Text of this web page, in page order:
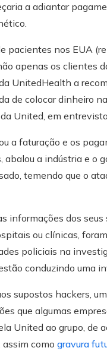
a adiantar
pacientes nos EUA
apenas os clientes
UnitedHealth a
de colocar dinheiro
United, em
a faturação e os
a indústria e o
temendo que o
informações dos seus
ou clínicas,
policiais na
conduzindo uma
supostos hackers,
que algumas
United ao grupo, de
assim como gravura